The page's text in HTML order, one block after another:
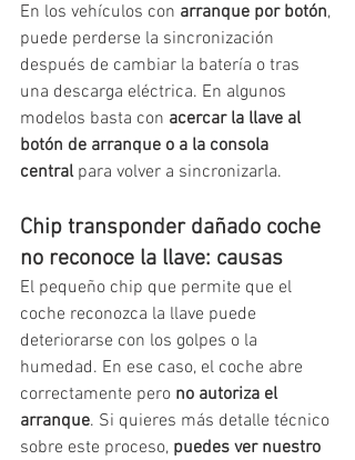
En los vehículos con arranque por botón,
puede perderse la sincronización
después de cambiar la batería o tras
una descarga eléctrica. En algunos
modelos basta con acercar la llave al
botón de arranque o a la consola
central para volver a sincronizarla.
Chip transponder dañado coche
no reconoce la llave: causas
El pequeño chip que permite que el
coche reconozca la llave puede
deteriorarse con los golpes o la
humedad. En ese caso, el coche abre
correctamente pero no autoriza el
arranque. Si quieres más detalle técnico
sobre este proceso, puedes ver nuestro